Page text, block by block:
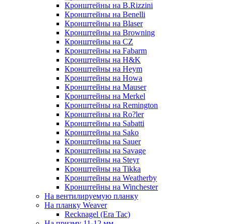
Кронштейны на B.Rizzini
Кронштейны на Benelli
Кронштейны на Blaser
Кронштейны на Browning
Кронштейны на CZ
Кронштейны на Fabarm
Кронштейны на H&K
Кронштейны на Heym
Кронштейны на Howa
Кронштейны на Mauser
Кронштейны на Merkel
Кронштейны на Remington
Кронштейны на Ro?ler
Кронштейны на Sabatti
Кронштейны на Sako
Кронштейны на Sauer
Кронштейны на Savage
Кронштейны на Steyr
Кронштейны на Tikka
Кронштейны на Weatherby
Кронштейны на Winchester
На вентилируемую планку
На планку Weaver
Recknagel (Era Tac)